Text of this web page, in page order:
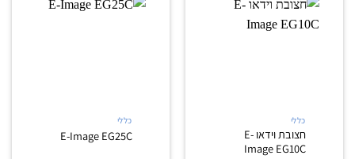
כללי
חצובת וידאו E-
Image EG10C
כללי
E-Image EG25C